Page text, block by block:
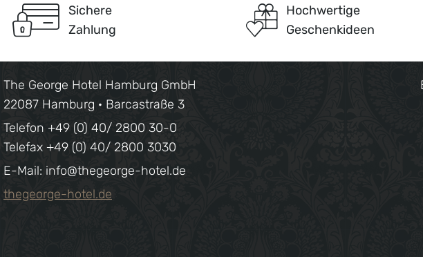
Sichere
Zahlung
Hochwertige
Geschenkideen
The George Hotel Hamburg GmbH
22087 Hamburg · Barcastraße 3
Telefon +49 (0) 40/ 2800 30-0
Telefax +49 (0) 40/ 2800 3030
E-Mail: info@thegeorge-hotel.de
thegeorge-hotel.de